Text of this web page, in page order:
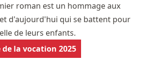
roman est un hommage aux
d'aujourd'hui qui se battent pour
de leurs enfants.
la vocation 2025